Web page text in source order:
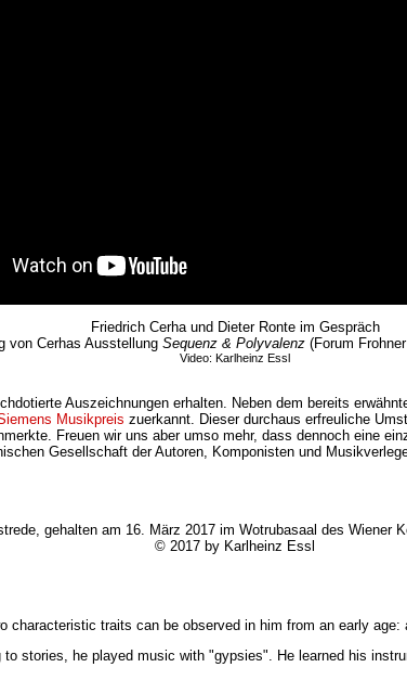
Friedrich Cerha und Dieter Ronte im Gespräch
von Cerhas Ausstellung Sequenz & Polyvalenz(Forum
Video: Karlheinz Essl
Auszeichnungen erhalten. Neben dem bereits
Musikpreis zuerkannt. Dieser durchaus erfreuliche
Freuen wir uns aber umso mehr, dass dennoch eine
Gesellschaft der Autoren, Komponisten und
gehalten am 16. März 2017 im Wotrubasaal des Wiener
© 2017 by Karlheinz Essl
characteristic traits can be observed in him from an early
stories, he played music with "gypsies". He learned his